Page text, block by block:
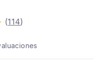
(114)